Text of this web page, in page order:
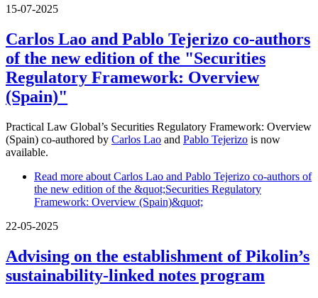
15-07-2025
Carlos Lao and Pablo Tejerizo co-authors
of the new edition of the "Securities
Regulatory Framework: Overview
(Spain)"
Practical Law Global’s Securities Regulatory Framework: Overview
(Spain) co-authored by Carlos Lao and Pablo Tejerizo is now
available.
Read more about Carlos Lao and Pablo Tejerizo co-authors of
the new edition of the &quot;Securities Regulatory
Framework: Overview (Spain)&quot;
22-05-2025
Advising on the establishment of Pikolin’s
sustainability-linked notes program